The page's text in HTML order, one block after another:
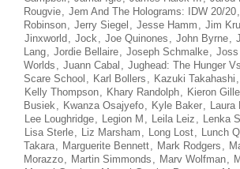
Rougvie, Jem And The Holograms: IDW 20/20,
Robinson, Jerry Siegel , Jesse Hamm , Jim
Jinxworld , Jock, Joe Quinones , John Byrne,
Lang, Jordie Bellaire, Joseph Schmalke, Joss
Worlds , Juann Cabal , Jughead: The Hunger
Scare School , Karl Bollers , Kazuki Takahashi ,
Kelly Thompson, Khary Randolph, Kieron
Busiek, Kwanza Osajyefo, Kyle Baker, Laura
Lee Loughridge, Legion M , Leila Leiz , Lenka
Lisa Sterle, Liz Marsham , Long Lost, Lunch
Takara, Marguerite Bennett, Mark Rodgers ,
Morazzo, Martin Simmonds , Marv Wolfman,